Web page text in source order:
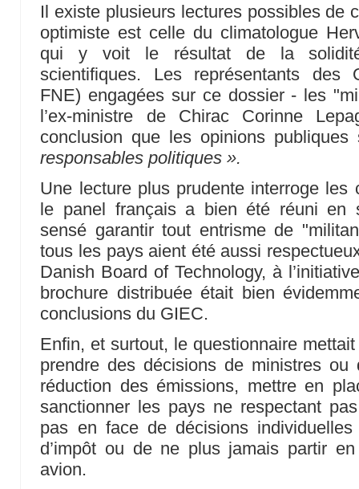
Il existe plusieurs lectures possibles de
optimiste est celle du climatologue
qui y voit le résultat de la solidité
scientifiques. Les représentants des
FNE) engagées sur ce dossier - les
l’ex-ministre de Chirac Corinne
conclusion que les opinions
responsables politiques ».
Une lecture plus prudente interroge les
le panel français a bien été réuni en
sensé garantir tout entrisme de
tous les pays aient été aussi
Danish Board of Technology, à
brochure distribuée était bien
conclusions du GIEC.
Enfin, et surtout, le questionnaire
prendre des décisions de ministres ou
réduction des émissions, mettre en
sanctionner les pays ne respectant
pas en face de décisions
d’impôt ou de ne plus jamais partir
avion.